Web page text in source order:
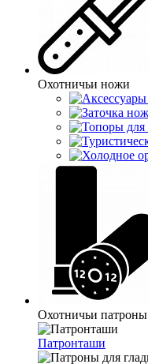
Охотничьи ножи
Охотничьи патроны
Патронташи